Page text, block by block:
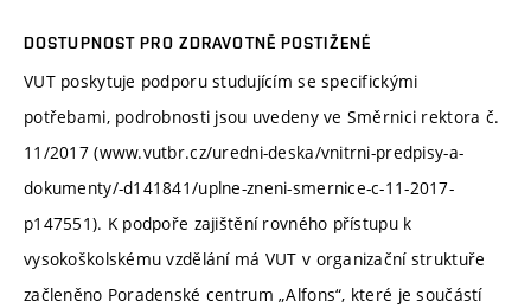
DOSTUPNOST PRO ZDRAVOTNĚ POSTIŽENÉ
VUT poskytuje podporu studujícím se specifickými
potřebami, podrobnosti jsou uvedeny ve Směrnici rektora č.
11/2017 (www.vutbr.cz/uredni-deska/vnitrni-predpisy-a-
dokumenty/-d141841/uplne-zneni-smernice-c-11-2017-
p147551). K podpoře zajištění rovného přístupu k
vysokoškolskému vzdělání má VUT v organizační struktuře
začleněno Poradenské centrum „Alfons“, které je součástí